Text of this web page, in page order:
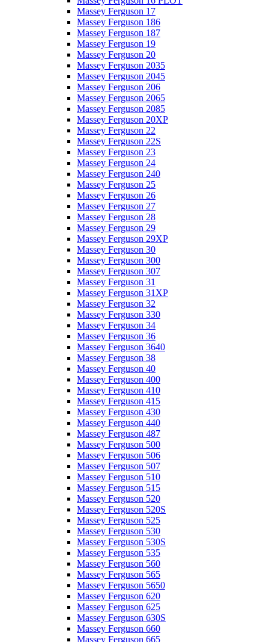
Massey Ferguson 17
Massey Ferguson 186
Massey Ferguson 187
Massey Ferguson 19
Massey Ferguson 20
Massey Ferguson 2035
Massey Ferguson 2045
Massey Ferguson 206
Massey Ferguson 2065
Massey Ferguson 2085
Massey Ferguson 20XP
Massey Ferguson 22
Massey Ferguson 22S
Massey Ferguson 23
Massey Ferguson 24
Massey Ferguson 240
Massey Ferguson 25
Massey Ferguson 26
Massey Ferguson 27
Massey Ferguson 28
Massey Ferguson 29
Massey Ferguson 29XP
Massey Ferguson 30
Massey Ferguson 300
Massey Ferguson 307
Massey Ferguson 31
Massey Ferguson 31XP
Massey Ferguson 32
Massey Ferguson 330
Massey Ferguson 34
Massey Ferguson 36
Massey Ferguson 3640
Massey Ferguson 38
Massey Ferguson 40
Massey Ferguson 400
Massey Ferguson 410
Massey Ferguson 415
Massey Ferguson 430
Massey Ferguson 440
Massey Ferguson 487
Massey Ferguson 500
Massey Ferguson 506
Massey Ferguson 507
Massey Ferguson 510
Massey Ferguson 515
Massey Ferguson 520
Massey Ferguson 520S
Massey Ferguson 525
Massey Ferguson 530
Massey Ferguson 530S
Massey Ferguson 535
Massey Ferguson 560
Massey Ferguson 565
Massey Ferguson 5650
Massey Ferguson 620
Massey Ferguson 625
Massey Ferguson 630S
Massey Ferguson 660
Massey Ferguson 665